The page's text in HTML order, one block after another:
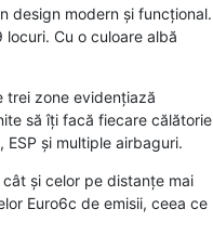
design modern și funcțional.
Cu o culoare albă
trei zone evidențiază
să îți facă fiecare călătorie
și multiple airbaguri.
și celor pe distanțe mai
Euro6c de emisii, ceea ce